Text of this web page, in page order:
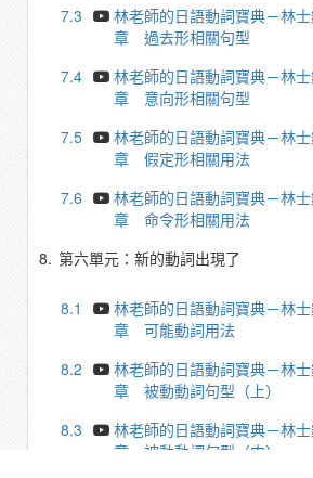
7.3
林老師的日語動詞寶典－林
章 過去形相關句型
7.4
林老師的日語動詞寶典－林
章 意向形相關句型
7.5
林老師的日語動詞寶典－林
章 假定形相關用法
7.6
林老師的日語動詞寶典－林
章 命令形相關用法
8. 第六單元：新的動詞出現了
8.1
林老師的日語動詞寶典－林
章 可能動詞用法
8.2
林老師的日語動詞寶典－林
章 被動動詞句型（上）
8.3
林老師的日語動詞寶典－林
章 被動動詞句型（中）